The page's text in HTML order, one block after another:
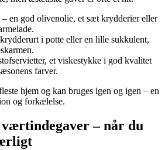
– en god olivenolie, et sæt krydderier eller
i potte eller en lille sukkulent,
et viskestykke i god kvalitet
farver.
hjem og kan bruges igen og igen – en
og forkælelse.
– når du